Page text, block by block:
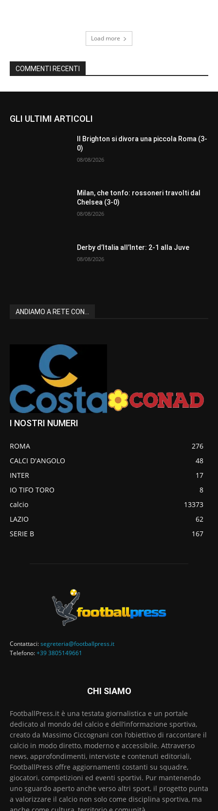
Load more
COMMENTI RECENTI
GLI ULTIMI ARTICOLI
Il Brighton si divora una piccola Roma (3-
0)
08/08/2026
Milan, che tonfo: rossoneri travolti dal
Chelsea (3-0)
08/08/2026
Derby d’Italia all’Inter: 2-1 alla Juve
08/08/2026
ANDIAMO A RETE CON...
I NOSTRI NUMERI
ROMA
276
CALCI D'ANGOLO
48
INTER
17
IO TIFO TORO
8
calcio
13373
LAZIO
62
SERIE B
167
Contattaci:segreteria@footballpress.it
Telefono:+39 3805149661
CHI SIAMO
FootballPress.it è una testata giornalistica e un portale
dedicato al mondo del calcio e dell’informazione sportiva,
creato da Massimo Ciccognani con l’obiettivo di raccontare il
calcio in modo diretto, moderno e accessibile. Attraverso
news, approfondimenti, interviste e contenuti editoriali,
FootballPress offre aggiornamenti costanti su squadre,
giocatori, competizioni ed eventi sportivi. Pur mantenendo
uno sguardo aperto anche verso altri sport, il progetto punta
a valorizzare il calcio non solo come disciplina sportiva, ma